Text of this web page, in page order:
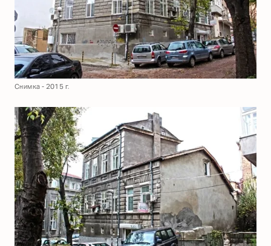
Снимка - 2015 г.